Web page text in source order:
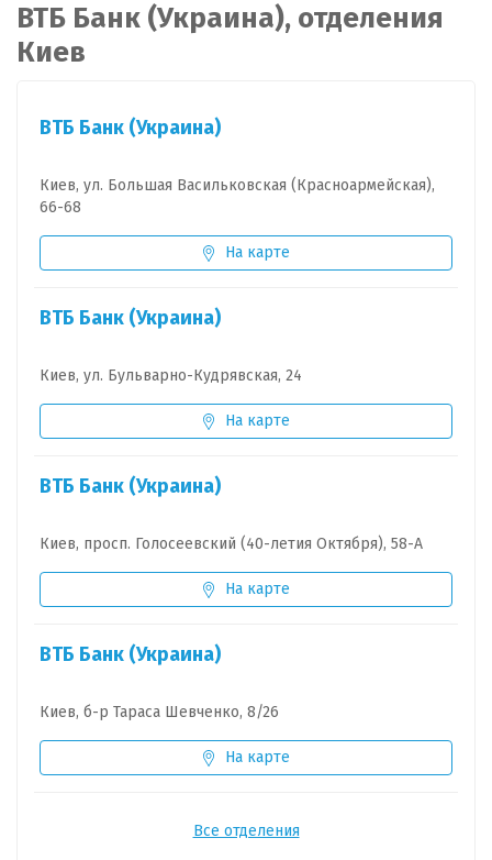
ВТБ Банк (Украина), отделения
Киев
ВТБ Банк (Украина)
Киев, ул. Большая Васильковская (Красноармейская),
66-68
На карте
ВТБ Банк (Украина)
Киев, ул. Бульварно-Кудрявская, 24
На карте
ВТБ Банк (Украина)
Киев, просп. Голосеевский (40-летия Октября), 58-А
На карте
ВТБ Банк (Украина)
Киев, б-р Тараса Шевченко, 8/26
На карте
Все отделения